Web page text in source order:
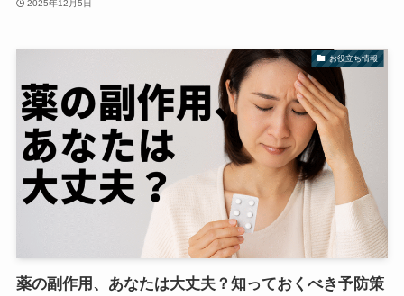
2025年12月5日
お役立ち情報
薬の副作用、あなたは大丈夫？知っておくべき予防策